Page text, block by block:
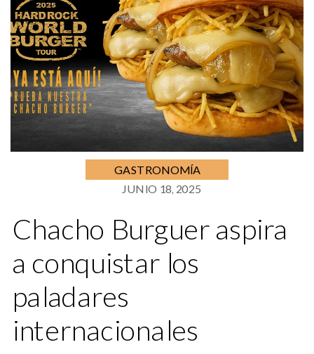
GASTRONOMÍA
JUNIO 18, 2025
Chacho Burguer aspira
a conquistar los
paladares
internacionales